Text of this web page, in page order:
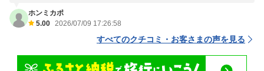
ホンミカポ
5.00 2026/07/09 17:26:58
すべてのクチコミ・お客さまの声を見る